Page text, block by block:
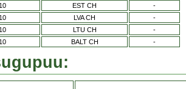
EST CH
-
LVA CH
-
LTU CH
-
BALT CH -